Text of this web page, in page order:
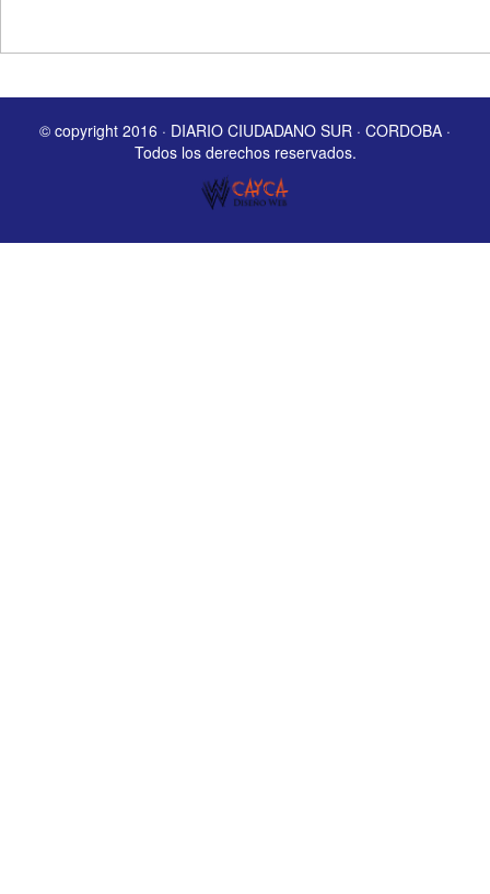
© copyright 2016 · DIARIO CIUDADANO SUR · CORDOBA ·
Todos los derechos reservados.